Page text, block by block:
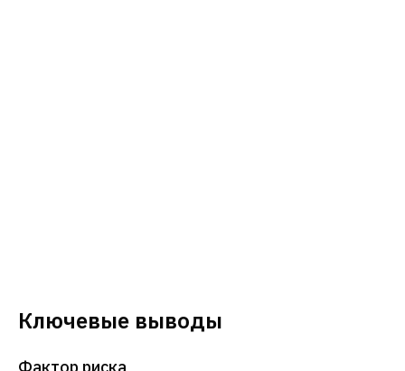
Ключевые выводы